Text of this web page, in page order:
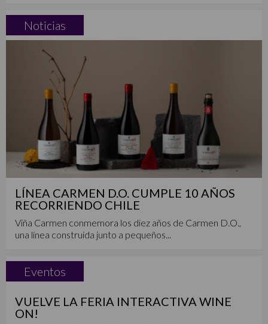
Noticias
LÍNEA CARMEN D.O. CUMPLE 10 AÑOS
RECORRIENDO CHILE
Viña Carmen conmemora los diez años de Carmen D.O.,
una línea construida junto a pequeños...
Eventos
VUELVE LA FERIA INTERACTIVA WINE
ON!